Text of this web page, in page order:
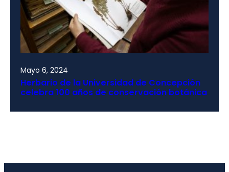
Mayo 6, 2024
Herbario de la Universidad de Concepción
celebra 100 años de conservación botánica